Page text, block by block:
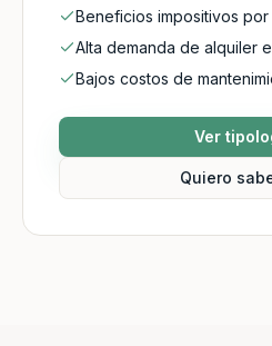
Beneficios impositivos
Alta demanda de alquiler
Bajos costos de
Ver
Quiero